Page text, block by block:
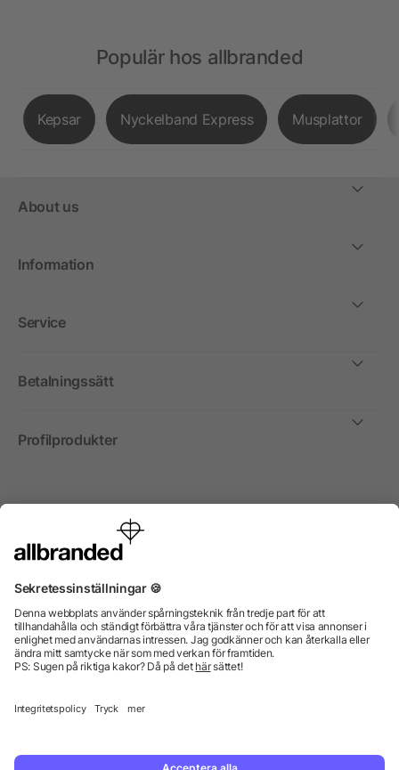
Populär hos allbranded
Kepsar Nyckelband Express Musplattor
About us
Information
Service
Betalningssätt
Profilprodukter
Internationellt
enbart till företag, institutioner, föreningar och
© 2026 allbranded GmbH.